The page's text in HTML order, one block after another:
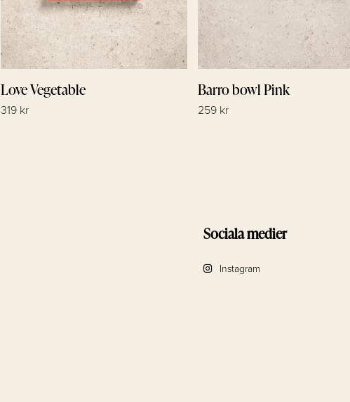
Love Vegetable
319 kr
Barro bowl Pink
259 kr
Sociala medier
Instagram